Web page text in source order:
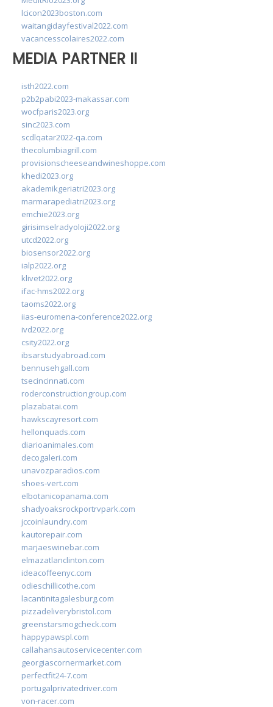
lcicon2023boston.com
waitangidayfestival2022.com
vacancesscolaires2022.com
MEDIA PARTNER II
isth2022.com
p2b2pabi2023-makassar.com
wocfparis2023.org
sinc2023.com
scdlqatar2022-qa.com
thecolumbiagrill.com
provisionscheeseandwineshoppe.com
khedi2023.org
akademikgeriatri2023.org
marmarapediatri2023.org
emchie2023.org
girisimselradyoloji2022.org
utcd2022.org
biosensor2022.org
ialp2022.org
klivet2022.org
ifac-hms2022.org
taoms2022.org
iias-euromena-conference2022.org
ivd2022.org
csity2022.org
ibsarstudyabroad.com
bennusehgall.com
tsecincinnati.com
roderconstructiongroup.com
plazabatai.com
hawkscayresort.com
hellonquads.com
diarioanimales.com
decogaleri.com
unavozparadios.com
shoes-vert.com
elbotanicopanama.com
shadyoaksrockportrvpark.com
jccoinlaundry.com
kautorepair.com
marjaeswinebar.com
elmazatlanclinton.com
ideacoffeenyc.com
odieschillicothe.com
lacantinitagalesburg.com
pizzadeliverybristol.com
greenstarsmogcheck.com
happypawspl.com
callahansautoservicecenter.com
georgiascornermarket.com
perfectfit24-7.com
portugalprivatedriver.com
von-racer.com